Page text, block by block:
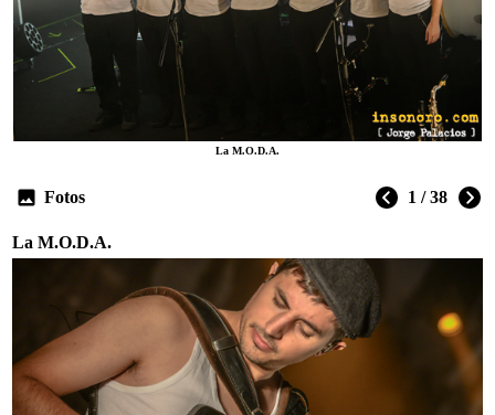
La M.O.D.A.
Fotos 1 / 38
La M.O.D.A.